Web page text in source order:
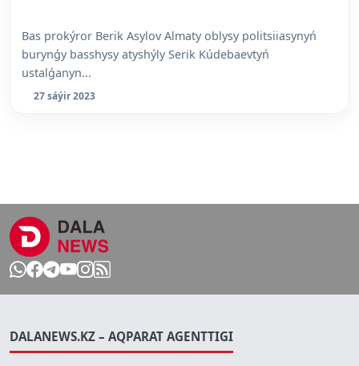
Bas prokýror Berik Asylov Almaty oblysy politsiiasynyń
burynǵy basshysy atyshýly Serik Kúdebaevtyń
ustalǵanyn...
27 sáýir 2023
DALANEWS.KZ – AQPARAT AGENTTIGI